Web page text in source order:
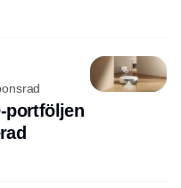
portföljen